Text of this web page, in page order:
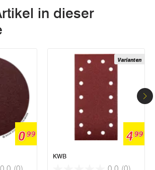
in dieser
099
Varianten
499
KWB